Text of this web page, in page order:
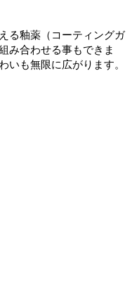
る釉薬（コーティングガ
み合わせる事もできま
も無限に広がります。